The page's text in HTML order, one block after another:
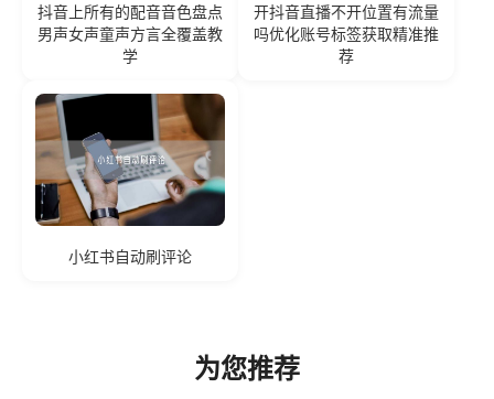
抖音上所有的配音音色盘点
男声女声童声方言全覆盖教
学
开抖音直播不开位置有流量
吗优化账号标签获取精准推
荐
小红书自动刷评论
为您推荐